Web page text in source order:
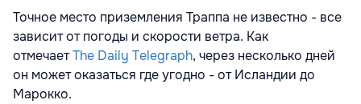
Точное место приземления Траппа не известно - все
зависит от погоды и скорости ветра. Как
отмечаетThe Daily Telegraph, через несколько дней
он может оказаться где угодно - от Исландии до
Марокко.